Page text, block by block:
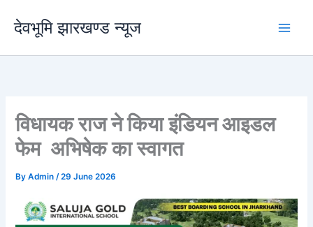
content
देवभूमि झारखण्ड न्यूज
विधायक राज ने किया इंडियन आइडल
फेम अभिषेक का स्वागत
ByAdmin/29 June 2026